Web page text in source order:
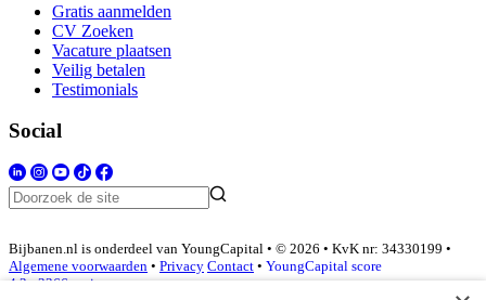
Gratis aanmelden
CV Zoeken
Vacature plaatsen
Veilig betalen
Testimonials
Social
Bijbanen.nl is onderdeel van YoungCapital • © 2026 • KvK nr: 34330199 •
Algemene voorwaarden • Privacy Contact • YoungCapital score
4.3 - 3366 reviews